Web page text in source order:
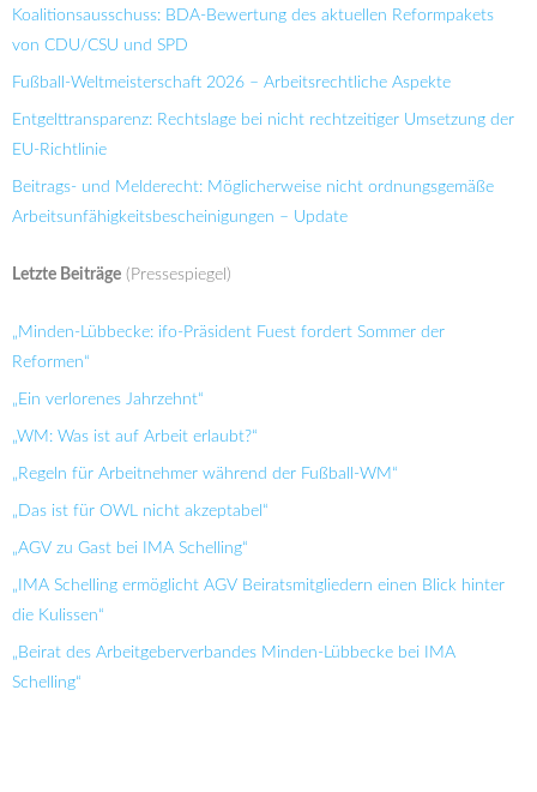
Koalitionsausschuss: BDA-Bewertung des aktuellen Reformpakets
von CDU/CSU und SPD
Fußball-Weltmeisterschaft 2026 – Arbeitsrechtliche Aspekte
Entgelttransparenz: Rechtslage bei nicht rechtzeitiger Umsetzung der
EU-Richtlinie
Beitrags- und Melderecht: Möglicherweise nicht ordnungsgemäße
Arbeitsunfähigkeitsbescheinigungen – Update
Letzte Beiträge (Pressespiegel)
„Minden-Lübbecke: ifo-Präsident Fuest fordert Sommer der
Reformen“
„Ein verlorenes Jahrzehnt“
„WM: Was ist auf Arbeit erlaubt?“
„Regeln für Arbeitnehmer während der Fußball-WM“
„Das ist für OWL nicht akzeptabel“
„AGV zu Gast bei IMA Schelling“
„IMA Schelling ermöglicht AGV Beiratsmitgliedern einen Blick hinter
die Kulissen“
„Beirat des Arbeitgeberverbandes Minden-Lübbecke bei IMA
Schelling“